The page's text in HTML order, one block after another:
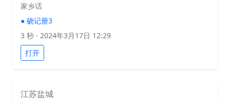
家乡话
● 硗记册3
3 秒 · 2024年3月17日 12:29
打开
江苏盐城